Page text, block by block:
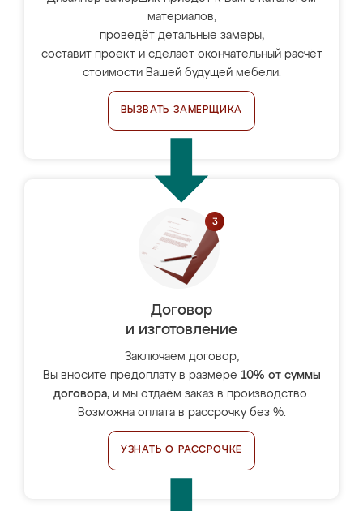
материалов,
проведёт детальные замеры,
составит проект и сделает окончательный расчёт
стоимости Вашей будущей мебели.
ВЫЗВАТЬ ЗАМЕРЩИКА
Договор
и изготовление
Заключаем договор,
Вы вносите предоплату в размере 10% от суммы
договора, и мы отдаём заказ в производство.
Возможна оплата в рассрочку без %.
УЗНАТЬ О РАССРОЧКЕ